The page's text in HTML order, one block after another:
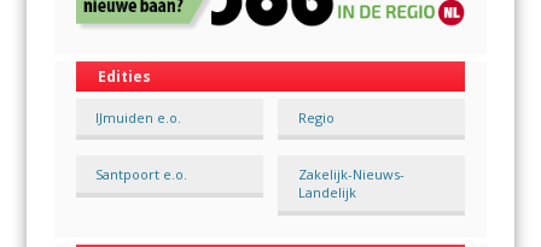
Edities
IJmuiden e.o. Regio
Santpoort e.o.
Zakelijk-Nieuws-
Landelijk